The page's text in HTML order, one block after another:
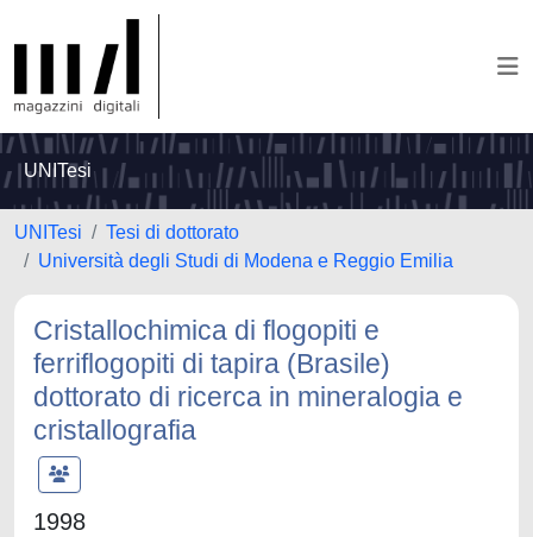
UNITesi
UNITesi
Tesi di dottorato
Università degli Studi di Modena e Reggio Emilia
Cristallochimica di flogopiti e
ferriflogopiti di tapira (Brasile)
dottorato di ricerca in mineralogia e
cristallografia
1998